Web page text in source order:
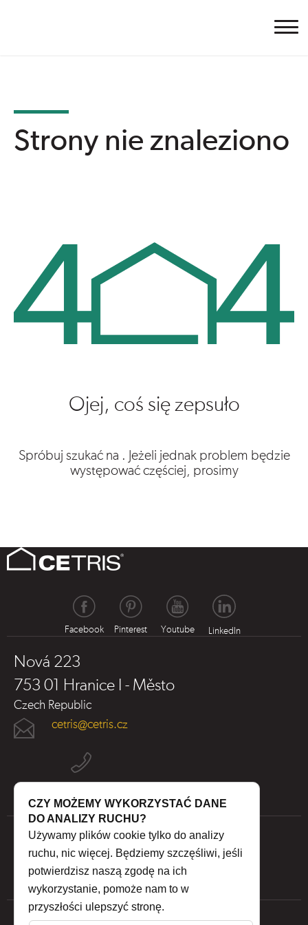
Strony nie znaleziono
Ojej, coś się zepsuło
Spróbuj szukać na . Jeżeli jednak problem będzie
występować częściej, prosimy
LinkedIn
Youtube
Pinterest
Facebook
Nová 223
753 01 Hranice I - Město
Czech Republic
cetris@cetris.cz
CZY MOŻEMY WYKORZYSTAĆ DANE
DO ANALIZY RUCHU?
Używamy plików cookie tylko do analizy
ruchu, nic więcej. Będziemy szczęśliwi, jeśli
potwierdzisz naszą zgodę na ich
wykorzystanie, pomoże nam to w
przyszłości ulepszyć stronę.